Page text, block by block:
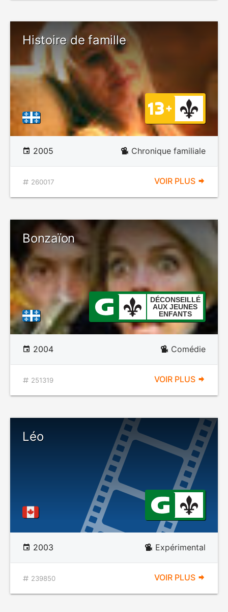
Histoire de famille
2005 Chronique familiale
260017 VOIR PLUS
Bonzaïon
DÉCONSEILLÉ
AUX JEUNES
ENFANTS
2004 Comédie
251319 VOIR PLUS
Léo
2003 Expérimental
239850 VOIR PLUS